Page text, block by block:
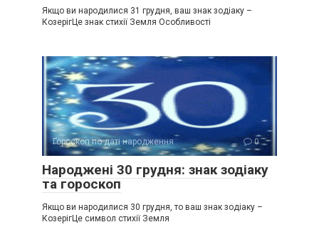
Якщо ви народилися 31 грудня, ваш знак зодіаку –
КозерігЦе знак стихії Земля Особливості
Гороскоп по даті народження 0
Народжені 30 грудня: знак зодіаку
та гороскоп
Якщо ви народилися 30 грудня, то ваш знак зодіаку –
КозерігЦе символ стихії Земля